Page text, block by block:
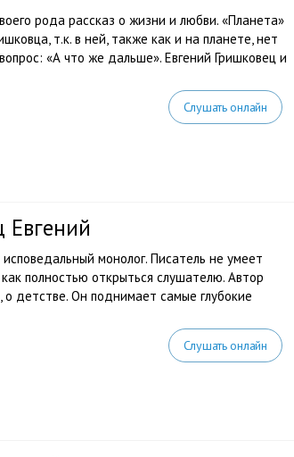
рода рассказ о жизни и любви. «Планета»
т.к. в ней, также как и на планете, нет
«А что же дальше». Евгений Гришковец и
Слушать онлайн
монолог. Писатель не умеет
полностью открыться слушателю. Автор
детстве. Он поднимает самые глубокие
Слушать онлайн